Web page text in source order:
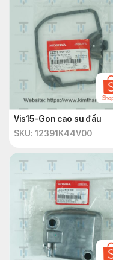
Vis15-Gon cao su đầu
SKU: 12391K44V00